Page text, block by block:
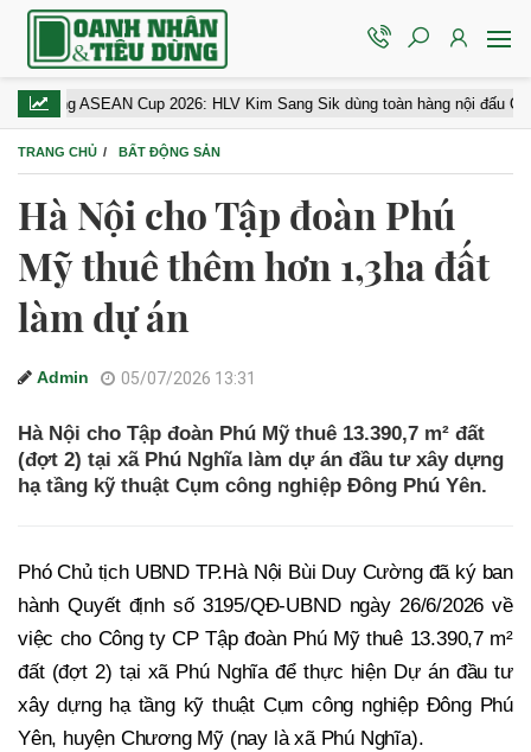
ASEAN Cup 2026: HLV Kim Sang Sik dùng toàn hàng nội đấu Campuchia
TRANG CHỦ BẤT ĐỘNG SẢN
Hà Nội cho Tập đoàn Phú
Mỹ thuê thêm hơn 1,3ha đất
làm dự án
Admin 05/07/2026 13:31
Hà Nội cho Tập đoàn Phú Mỹ thuê 13.390,7 m² đất
(đợt 2) tại xã Phú Nghĩa làm dự án đầu tư xây dựng
hạ tầng kỹ thuật Cụm công nghiệp Đông Phú Yên.
Phó Chủ tịch UBND TP.Hà Nội Bùi Duy Cường đã ký ban
hành Quyết định số 3195/QĐ-UBND ngày 26/6/2026 về
việc cho Công ty CP Tập đoàn Phú Mỹ thuê 13.390,7 m²
đất (đợt 2) tại xã Phú Nghĩa để thực hiện Dự án đầu tư
xây dựng hạ tầng kỹ thuật Cụm công nghiệp Đông Phú
Yên, huyện Chương Mỹ (nay là xã Phú Nghĩa).